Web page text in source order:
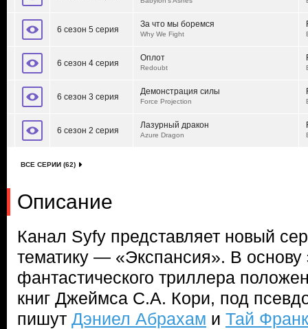
6 сезон 5 серия
За что мы боремся
Why We Fight
6 сезон 4 серия
Оплот
Redoubt
6 сезон 3 серия
Демонстрация силы
Force Projection
6 сезон 2 серия
Лазурный дракон
Azure Dragon
ВСЕ СЕРИИ (62)
Описание
Канал Syfy представляет новый
тематику — «Экспансия». В основу
фантастического триллера
книг Джеймса С.А. Кори, под
пишут Дэниел Абрахам и Тай Франк